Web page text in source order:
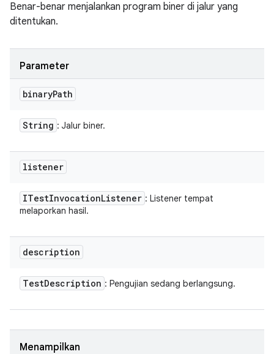
Benar-benar menjalankan program biner di jalur yang
ditentukan.
Parameter
binaryPath
String : Jalur biner.
listener
ITestInvocationListener : Listener tempat
melaporkan hasil.
description
TestDescription : Pengujian sedang berlangsung.
Menampilkan